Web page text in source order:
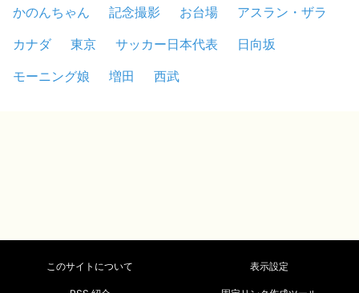
かのんちゃん
記念撮影 お台場
アスラン・ザラ
カナダ
東京 サッカー日本代表
日向坂
モーニング娘
増田 西武
このサイトについて 表示設定